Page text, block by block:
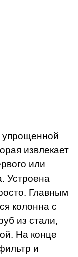
упрощенной
извлекает
или
Устроена
Главным
колонна с
из стали,
На конце
и